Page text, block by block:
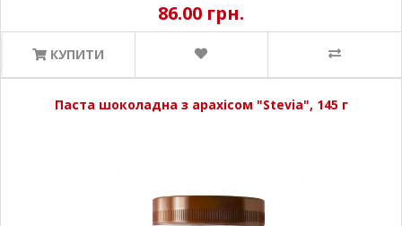
86.00 грн.
КУПИТИ
Паста шоколадна з арахісом "Stevia", 145 г